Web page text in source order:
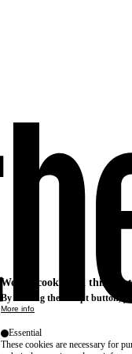
We use cookies on this site
By clicking the Accept button,
More info
Essential
These cookies are necessary for